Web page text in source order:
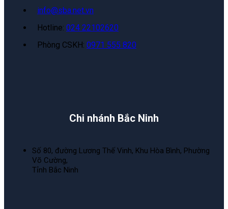
info@sba.net.vn
Hotline: 024 22102620
Phòng CSKH: 0971 555 820
Chi nhánh Bắc Ninh
Số 80, đường Lương Thế Vinh, Khu Hòa Bình, Phường
Võ Cường,
Tỉnh Bắc Ninh